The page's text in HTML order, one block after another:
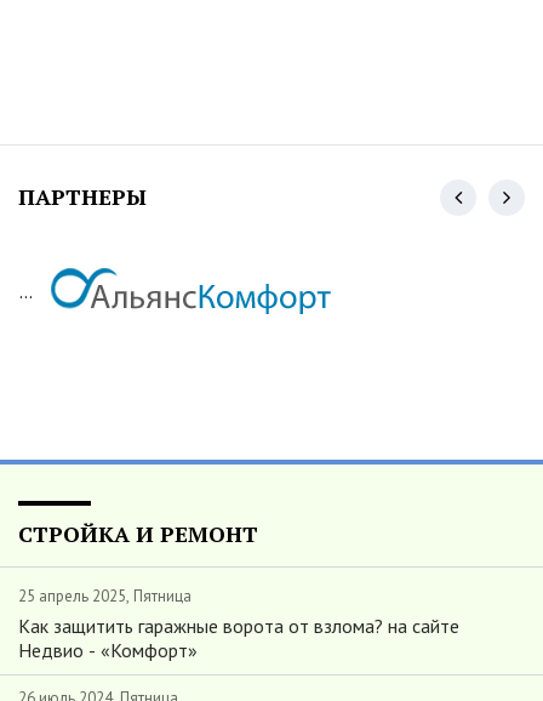
ПАРТНЕРЫ
...
СТРОЙКА И РЕМОНТ
25 апрель 2025, Пятница
Как защитить гаражные ворота от взлома? на сайте
Недвио - «Комфорт»